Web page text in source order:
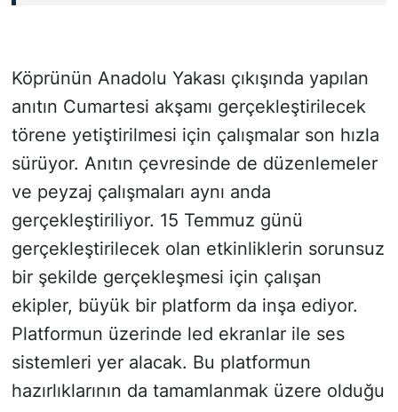
Köprünün Anadolu Yakası çıkışında yapılan
anıtın Cumartesi akşamı gerçekleştirilecek
törene yetiştirilmesi için çalışmalar son hızla
sürüyor. Anıtın çevresinde de düzenlemeler
ve peyzaj çalışmaları aynı anda
gerçekleştiriliyor. 15 Temmuz günü
gerçekleştirilecek olan etkinliklerin sorunsuz
bir şekilde gerçekleşmesi için çalışan
ekipler, büyük bir platform da inşa ediyor.
Platformun üzerinde led ekranlar ile ses
sistemleri yer alacak. Bu platformun
hazırlıklarının da tamamlanmak üzere olduğu